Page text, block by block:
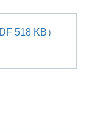
518 KB）